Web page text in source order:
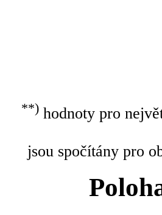
**)hodnoty pro
jsou spočítány pro